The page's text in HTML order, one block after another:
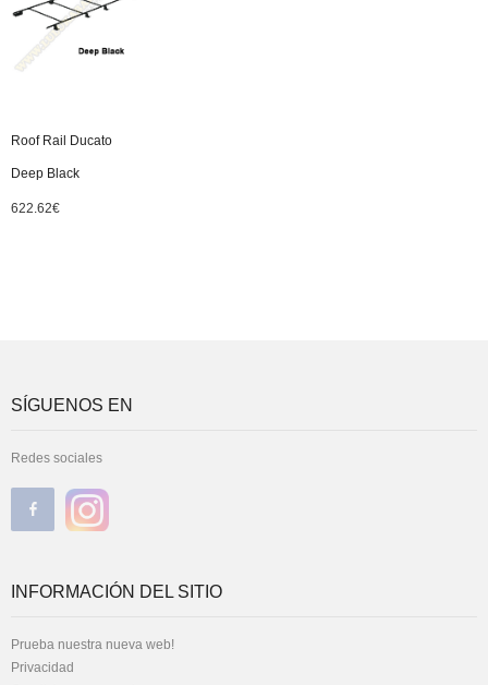
Roof Rail Ducato
Deep Black
622.62€
SÍGUENOS EN
Redes sociales
INFORMACIÓN DEL SITIO
Prueba nuestra nueva web!
Privacidad